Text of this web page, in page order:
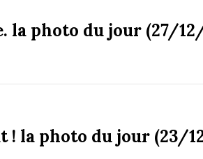
la photo du jour (27/
! la photo du jour (23/